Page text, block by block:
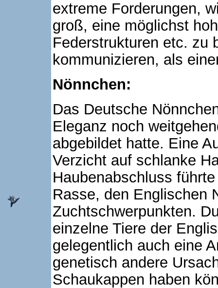
extreme Forderungen,
groß, eine möglichst
Federstrukturen etc. zu
kommunizieren, als
Nönnchen:
Das Deutsche
Eleganz noch
abgebildet hatte. Eine
Verzicht auf schlanke
Haubenabschluss
Rasse, den Englischen
Zuchtschwerpunkten.
einzelne Tiere der
gelegentlich auch eine
genetisch andere
Schaukappen haben